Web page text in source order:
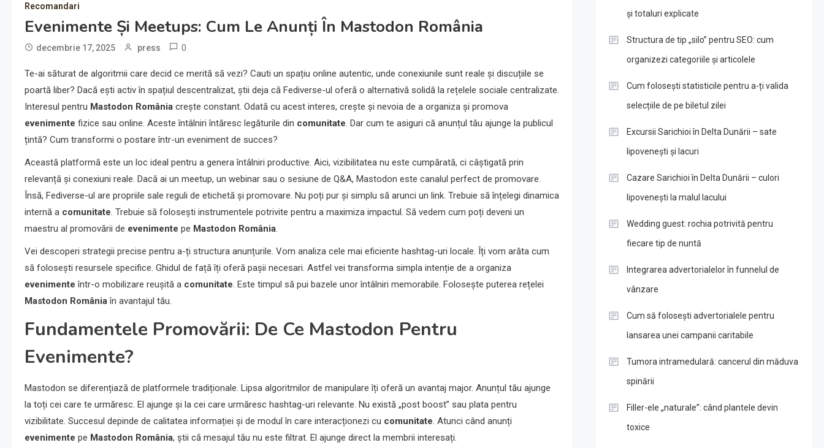
Recomandari
Evenimente Și Meetups: Cum Le Anunți În Mastodon România
decembrie 17, 2025 press 0
Te-ai săturat de algoritmii care decid ce merită să vezi? Cauti un spațiu online autentic, unde conexiunile sunt reale și discuțiile se
poartă liber? Dacă ești activ în spațiul descentralizat, știi deja că Fediverse-ul oferă o alternativă solidă la rețelele sociale centralizate.
Interesul pentru Mastodon România crește constant. Odată cu acest interes, crește și nevoia de a organiza și promova
evenimente fizice sau online. Aceste întâlniri întăresc legăturile din comunitate. Dar cum te asiguri că anunțul tău ajunge la publicul
țintă? Cum transformi o postare într-un eveniment de succes?
Această platformă este un loc ideal pentru a genera întâlniri productive. Aici, vizibilitatea nu este cumpărată, ci câștigată prin
relevanță și conexiuni reale. Dacă ai un meetup, un webinar sau o sesiune de Q&A, Mastodon este canalul perfect de promovare.
Însă, Fediverse-ul are propriile sale reguli de etichetă și promovare. Nu poți pur și simplu să arunci un link. Trebuie să înțelegi dinamica
internă a comunitate. Trebuie să folosești instrumentele potrivite pentru a maximiza impactul. Să vedem cum poți deveni un
maestru al promovării de evenimente pe Mastodon România.
Vei descoperi strategii precise pentru a-ți structura anunțurile. Vom analiza cele mai eficiente hashtag-uri locale. Îți vom arăta cum
să folosești resursele specifice. Ghidul de față îți oferă pașii necesari. Astfel vei transforma simpla intenție de a organiza
evenimente într-o mobilizare reușită a comunitate. Este timpul să pui bazele unor întâlniri memorabile. Folosește puterea rețelei
Mastodon Româniaîn avantajul tău.
Fundamentele Promovării: De Ce Mastodon Pentru
Evenimente?
Mastodon se diferențiază de platformele tradiționale. Lipsa algoritmilor de manipulare îți oferă un avantaj major. Anunțul tău ajunge
la toți cei care te urmăresc. El ajunge și la cei care urmăresc hashtag-uri relevante. Nu există „post boost” sau plata pentru
vizibilitate. Succesul depinde de calitatea informației și de modul în care interacționezi cu comunitate. Atunci când anunți
evenimente pe Mastodon România, știi că mesajul tău nu este filtrat. El ajunge direct la membrii interesați.
și totaluri explicate
Structura de tip „silo” pentru SEO: cum
organizezi categoriile și articolele
Cum folosești statisticile pentru a-ți valida
selecțiile de pe biletul zilei
Excursii Sarichioi în Delta Dunării – sate
lipovenești și lacuri
Cazare Sarichioi în Delta Dunării – culori
lipovenești la malul lacului
Wedding guest: rochia potrivită pentru
fiecare tip de nuntă
Integrarea advertorialelor în funnelul de
vânzare
Cum să folosești advertorialele pentru
lansarea unei campanii caritabile
Tumora intramedulară: cancerul din măduva
spinării
Filler-ele „naturale”: când plantele devin
toxice